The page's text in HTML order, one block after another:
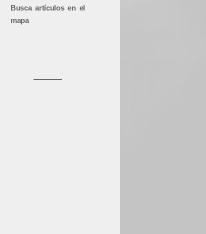
Busca artículos en el
mapa